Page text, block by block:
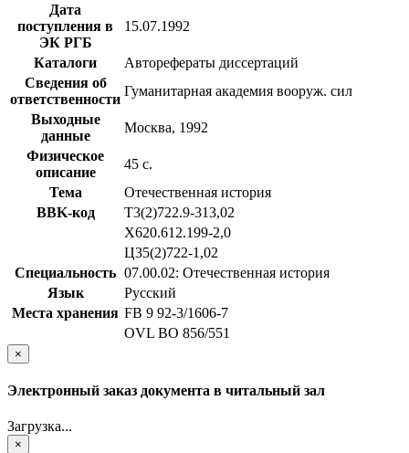
Дата
поступления в
ЭК РГБ
15.07.1992
Каталоги
Авторефераты диссертаций
Сведения об
ответственности
Гуманитарная академия вооруж. сил
Выходные
данные
Москва, 1992
Физическое
описание
45 с.
Тема
Отечественная история
BBK-код
Т3(2)722.9-313,02
Х620.612.199-2,0
Ц35(2)722-1,02
Специальность 07.00.02: Отечественная история
Язык
Русский
Места хранения FB 9 92-3/1606-7
OVL ВО 856/551
×
Электронный заказ документа в читальный зал
Загрузка...
×